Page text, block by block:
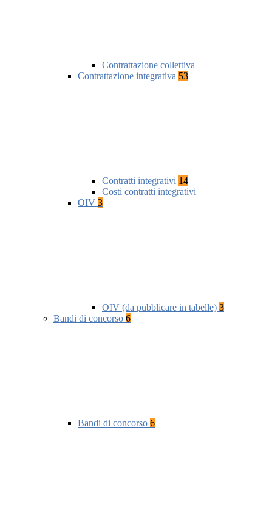
Contrattazione collettiva
Contrattazione integrativa 53
Contratti integrativi 14
Costi contratti integrativi
OIV 3
OIV (da pubblicare in tabelle) 3
Bandi di concorso 6
Bandi di concorso 6